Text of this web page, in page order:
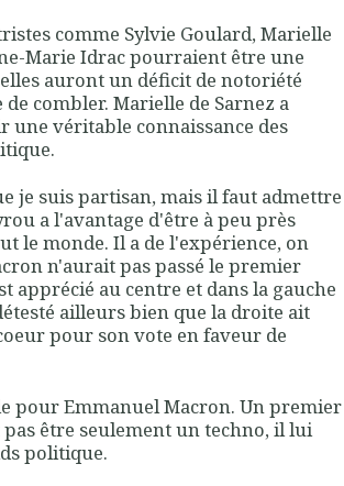
comme Sylvie Goulard, Marielle
Marie Idrac pourraient être une
auront un déficit de notoriété
combler. Marielle de Sarnez a
une véritable connaissance des
je suis partisan, mais il faut admettre
a l'avantage d'être à peu près
le monde. Il a de l'expérience, on
n'aurait pas passé le premier
apprécié au centre et dans la gauche
ailleurs bien que la droite ait
pour son vote en faveur de
pour Emmanuel Macron. Un premier
être seulement un techno, il lui
politique.